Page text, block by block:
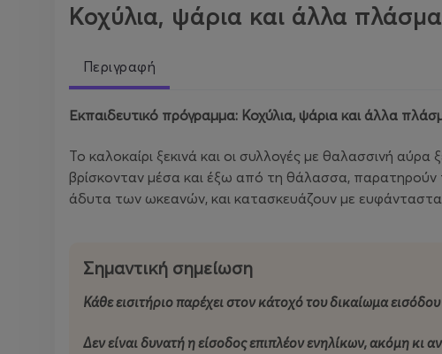
Κοχύλια, ψάρια και άλλα
Περιγραφή
Εκπαιδευτικό πρόγραμμα: Κοχύλια, ψάρια και άλλα
Το καλοκαίρι ξεκινά και οι συλλογές με θαλασσινή
βρίσκονταν μέσα και έξω από τη θάλασσα, παρατηρούν
άδυτα των ωκεανών, και κατασκευάζουν με
Σημαντική σημείωση
Κάθε εισιτήριο παρέχει στον κάτοχό του δικαίωμα
Δεν είναι δυνατή η είσοδος επιπλέον ενηλίκων, ακόμη κι